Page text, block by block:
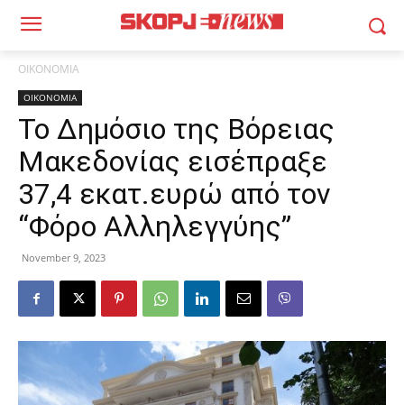
ΟΙΚΟΝΟΜΙΑ
ΟΙΚΟΝΟΜΙΑ
Το Δημόσιο της Βόρειας
Μακεδονίας εισέπραξε
37,4 εκατ.ευρώ από τον
“Φόρο Αλληλεγγύης”
November 9, 2023